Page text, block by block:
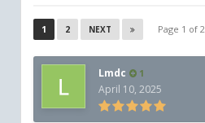
1 2 NEXT Page 1 of 2
Lmdc 1
April 10, 2025